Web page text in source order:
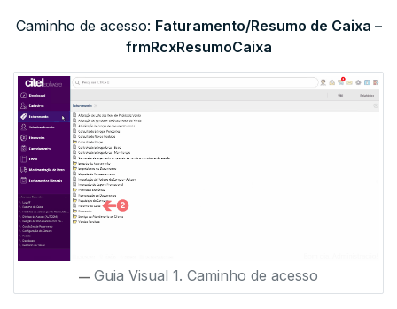
Caminho de acesso: Faturamento/Resumo de Caixa –
frmRcxResumoCaixa
Guia Visual 1. Caminho de acesso